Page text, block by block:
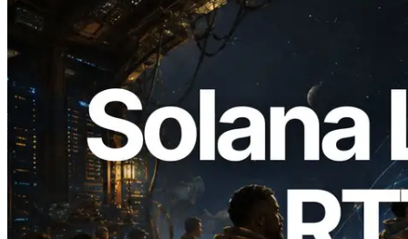
2026.08.05
ERPC、Solana Leader Slot APIを世界7
リージョンのping計測に拡張—